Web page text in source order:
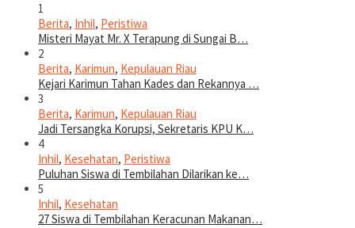
1
Berita, Inhil, Peristiwa
Misteri Mayat Mr. X Terapung di Sungai B…
2
Berita, Karimun, Kepulauan Riau
Kejari Karimun Tahan Kades dan Rekannya …
3
Berita, Karimun, Kepulauan Riau
Jadi Tersangka Korupsi, Sekretaris KPU K…
4
Inhil, Kesehatan, Peristiwa
Puluhan Siswa di Tembilahan Dilarikan ke…
5
Inhil, Kesehatan
27 Siswa di Tembilahan Keracunan Makanan…